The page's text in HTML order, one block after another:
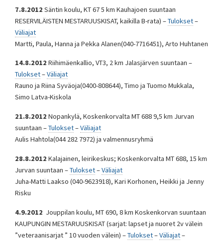
7.8.2012 Säntin koulu, KT 67 5 km Kauhajoen suuntaan
RESERVILÄISTEN MESTARUUSKISAT, kaikilla B-rata) –Tulokset–
Väliajat
Martti, Paula, Hanna ja Pekka Alanen(040-7716451), Arto Huhtanen
14.8.2012 Riihimäenkallio, VT3, 2 km Jalasjärven suuntaan –
Tulokset–Väliajat
Rauno ja Riina Syväoja(0400-808644), Timo ja Tuomo Mukkala,
Simo Latva-Kiskola
21.8.2012 Nopankylä, Koskenkorvalta MT 688 9,5 km Jurvan
suuntaan –Tulokset–Väliajat
Aulis Hahtola(044 282 7972) ja valmennusryhmä
28.8.2012 Kalajainen, leirikeskus; Koskenkorvalta MT 688, 15 km
Jurvan suuntaan –Tulokset–Väliajat
Juha-Matti Laakso (040-9623918), Kari Korhonen, Heikki ja Jenny
Risku
4.9.2012 Jouppilan koulu, MT 690, 8 km Koskenkorvan suuntaan
KAUPUNGIN MESTARUUSKISAT (sarjat: lapset ja nuoret 2v välein
”veteraanisarjat ” 10 vuoden välein) –Tulokset–Väliajat–